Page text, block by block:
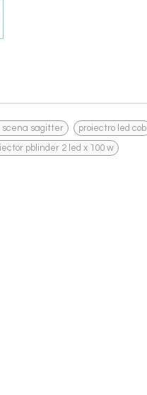
scena sagitter proiectro led cob
pblinder 2 led x 100 w